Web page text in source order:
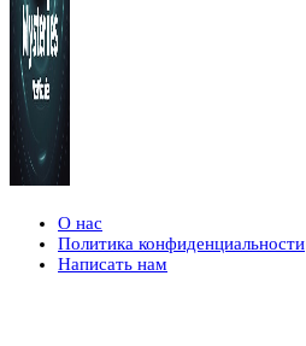
О нас
Политика конфиденциальности
Написать нам